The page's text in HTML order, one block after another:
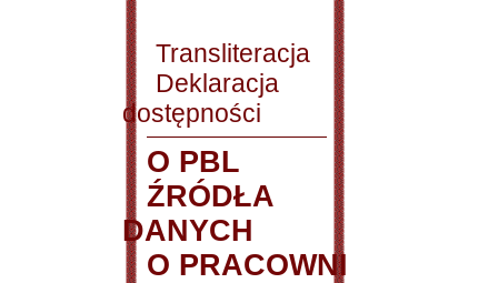
Transliteracja
Deklaracja
dostępności
O PBL
ŹRÓDŁA
DANYCH
O PRACOWNI